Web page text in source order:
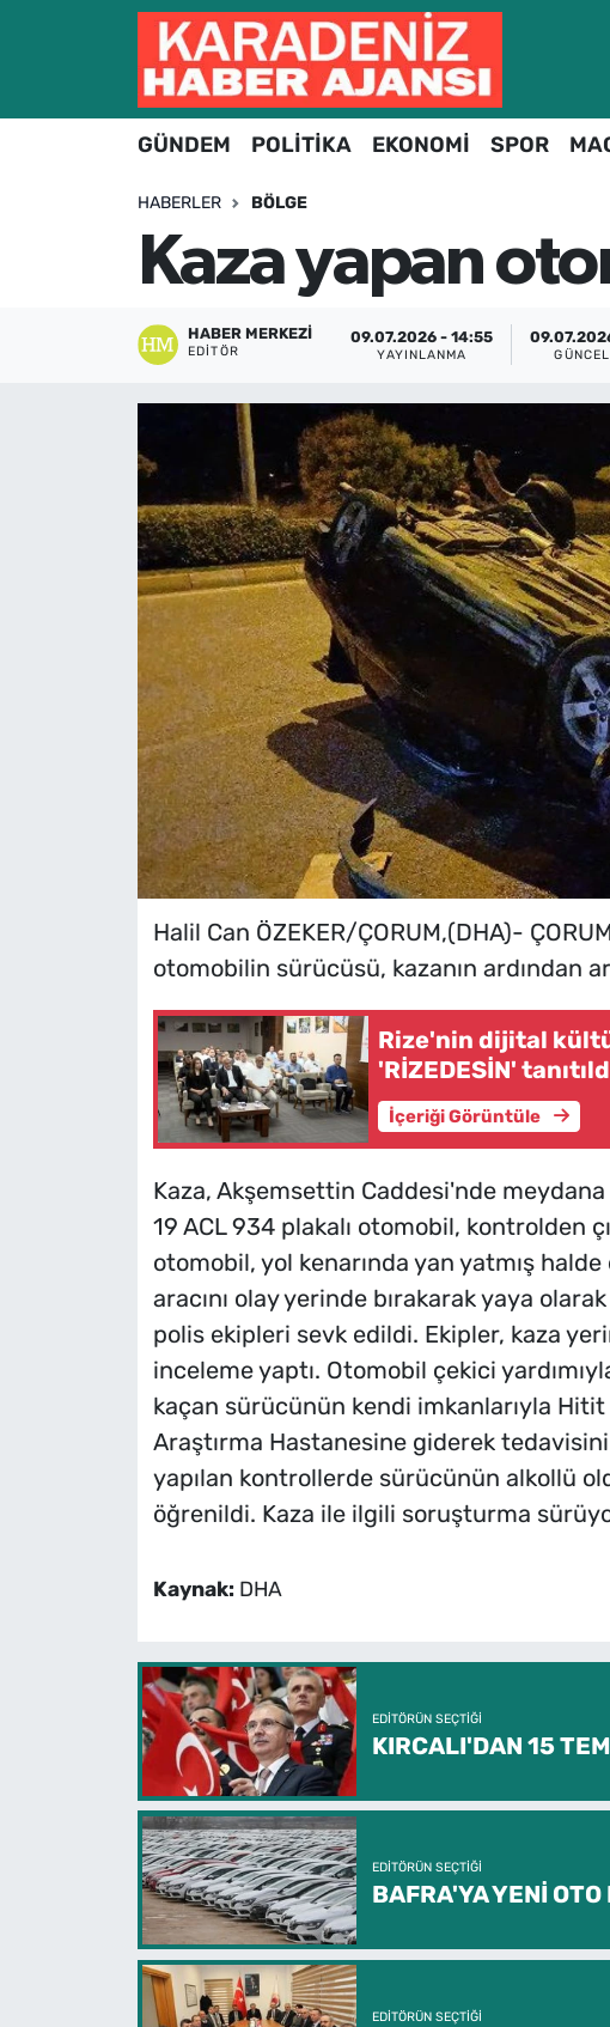
GÜNDEM POLİTİKA EKONOMİ SPOR
HABERLER BÖLGE
Kaza yapan
HABER MERKEZI
EDITÖR
09.07.2026 - 14:55
YAYINLANMA
Halil Can ÖZEKER/ÇORUM,(DHA)-
otomobilin sürücüsü, kazanın ardından
Rize'nin dijital
'RİZEDESİN'
İçeriği Görüntüle
Kaza, Akşemsettin Caddesi'nde
19 ACL 934 plakalı otomobil, kontrolden
otomobil, yol kenarında yan yatmış
aracını olay yerinde bırakarak yaya
polis ekipleri sevk edildi. Ekipler, kaza
inceleme yaptı. Otomobil çekici
kaçan sürücünün kendi imkanlarıyla
Araştırma Hastanesine giderek
yapılan kontrollerde sürücünün alkollü
öğrenildi. Kaza ile ilgili soruşturma
Kaynak: DHA
EDITÖRÜN SEÇTIĞI
KIRCALI'DAN 15
EDITÖRÜN SEÇTIĞI
BAFRA'YA YENİ
EDITÖRÜN SEÇTIĞI
Hava Durumu
Trafik Durumu
Süper Lig Puan Durumu ve Fikstür
Tüm Manşetler
Son Dakika Haberleri